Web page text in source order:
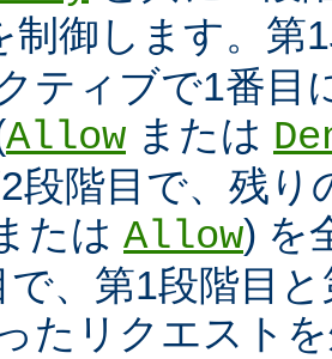
制御します。第
ティブで1番目
Allow または
段階目で、残り
たは Allow) を
で、第1段階目
たリクエスト